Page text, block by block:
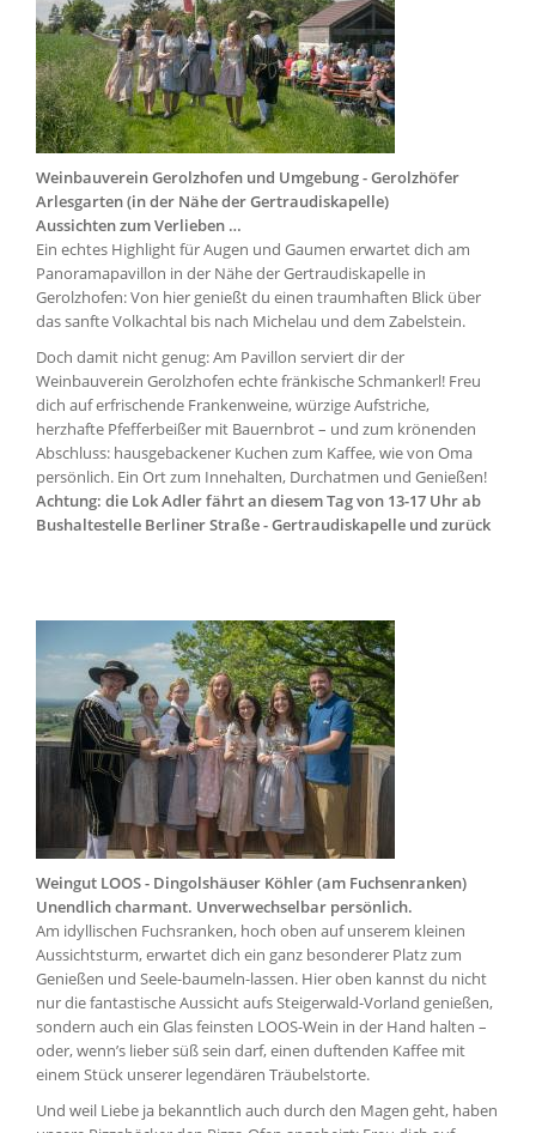
Weinbauverein Gerolzhofen und Umgebung - Gerolzhöfer
Arlesgarten (in der Nähe der Gertraudiskapelle)
Aussichten zum Verlieben …
Ein echtes Highlight für Augen und Gaumen erwartet dich am
Panoramapavillon in der Nähe der Gertraudiskapelle in
Gerolzhofen: Von hier genießt du einen traumhaften Blick über
das sanfte Volkachtal bis nach Michelau und dem Zabelstein.
Doch damit nicht genug: Am Pavillon serviert dir der
Weinbauverein Gerolzhofen echte fränkische Schmankerl! Freu
dich auf erfrischende Frankenweine, würzige Aufstriche,
herzhafte Pfefferbeißer mit Bauernbrot – und zum krönenden
Abschluss: hausgebackener Kuchen zum Kaffee, wie von Oma
persönlich. Ein Ort zum Innehalten, Durchatmen und Genießen!
Achtung: die Lok Adler fährt an diesem Tag von 13-17 Uhr ab
Bushaltestelle Berliner Straße - Gertraudiskapelle und zurück
Weingut LOOS - Dingolshäuser Köhler (am Fuchsenranken)
Unendlich charmant. Unverwechselbar persönlich.
Am idyllischen Fuchsranken, hoch oben auf unserem kleinen
Aussichtsturm, erwartet dich ein ganz besonderer Platz zum
Genießen und Seele-baumeln-lassen. Hier oben kannst du nicht
nur die fantastische Aussicht aufs Steigerwald-Vorland genießen,
sondern auch ein Glas feinsten LOOS-Wein in der Hand halten –
oder, wenn’s lieber süß sein darf, einen duftenden Kaffee mit
einem Stück unserer legendären Träubelstorte.
Und weil Liebe ja bekanntlich auch durch den Magen geht, haben